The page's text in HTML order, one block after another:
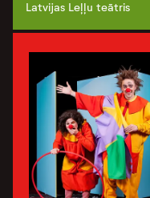
Latvijas Leļļu teātris